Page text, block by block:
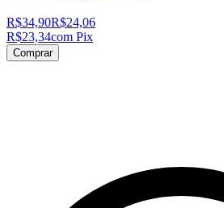
R$34,90R$24,06
R$23,34com Pix
Comprar